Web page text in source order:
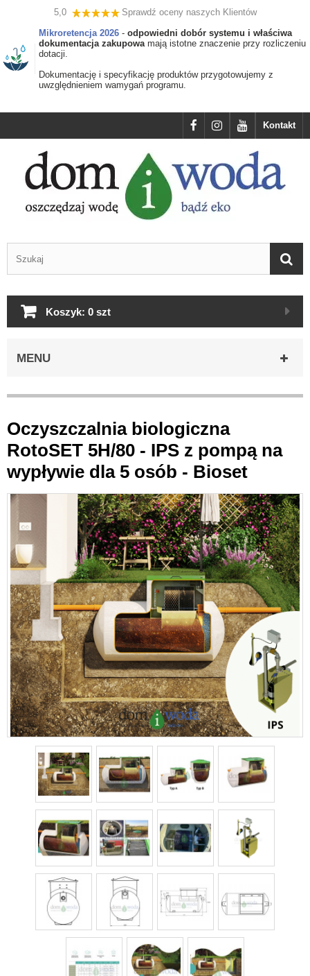
5,0
Sprawdź oceny naszych Klientów
Mikroretencja 2026 - odpowiedni dobór systemu i właściwa
dokumentacja zakupowamają istotne znaczenie przy rozliczeniu
dotacji.
Dokumentację i specyfikację produktów przygotowujemy z
uwzględnieniem wamygań programu.
Kontakt
Koszyk: 0 szt
MENU
Oczyszczalnia biologiczna
RotoSET 5H/80 - IPS z pompą na
wypływie dla 5 osób - Bioset